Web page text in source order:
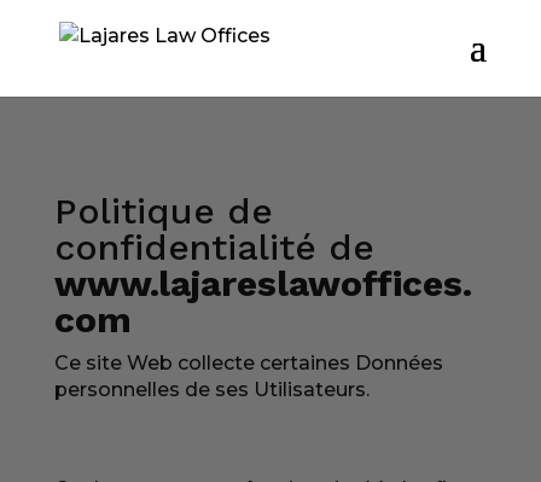
Politique de
confidentialité de
www.lajareslawoffices.
com
Ce site Web collecte certaines Données
personnelles de ses Utilisateurs.